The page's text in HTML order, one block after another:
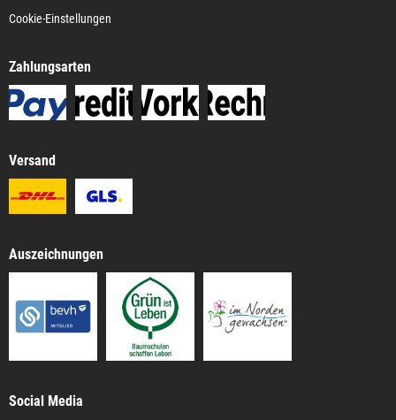
Cookie-Einstellungen
Zahlungsarten
Versand
Auszeichnungen
Social Media